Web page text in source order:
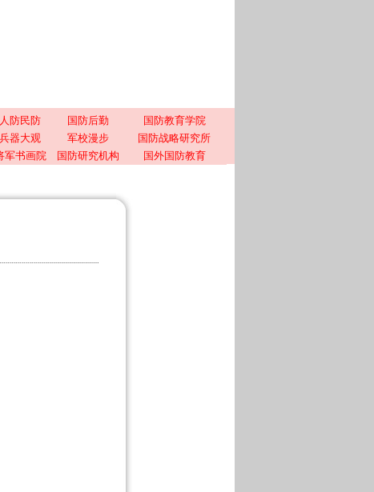
人防民防 国防后勤
国防教育学院
兵器大观 军校漫步
国防战略研究所
军书画院 国防研究机构 国外国防教育